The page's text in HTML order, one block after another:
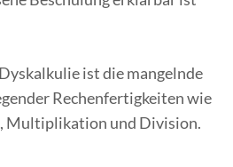
ist die mangelnde
Rechenfertigkeiten wie
Multiplikation und Division.